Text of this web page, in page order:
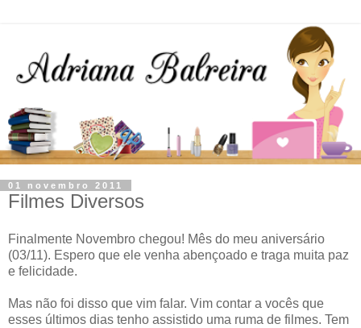
01 novembro 2011
Filmes Diversos
Finalmente Novembro chegou! Mês do meu aniversário
(03/11). Espero que ele venha abençoado e traga muita paz
e felicidade.
Mas não foi disso que vim falar. Vim contar a vocês que
esses últimos dias tenho assistido uma ruma de filmes. Tem